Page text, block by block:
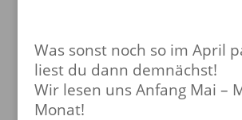
Was sonst noch so im April
liest du dann demnächst!
Wir lesen uns Anfang Mai –
Monat!